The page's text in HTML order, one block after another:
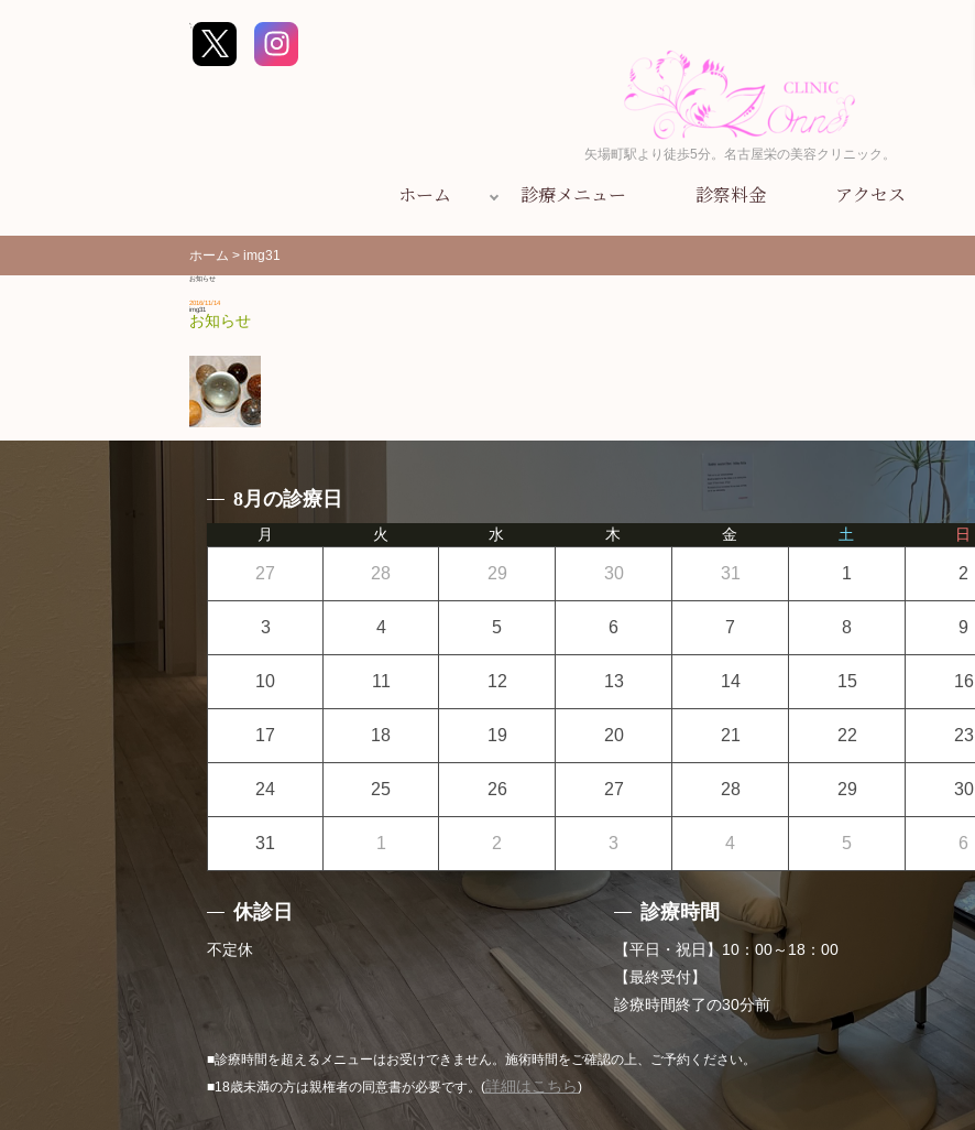
を
';
矢場町駅より徒歩5分。名古屋栄の美容クリニック。
ホーム 診療メニュー 診察料金 アクセス
ホーム > img31
お知らせ
2016/11/14
img31
お知らせ
8月の診療日
月 火 水 木 金 土 日
27 28 29 30 31 1 2
3 4 5 6 7 8 9
10 11 12 13 14 15 16
17 18 19 20 21 22 23
24 25 26 27 28 29 30
31 1 2 3 4 5 6
休診日
不定休
診療時間
【平日・祝日】10：00～18：00
【最終受付】
診療時間終了の30分前
■診療時間を超えるメニューはお受けできません。施術時間をご確認の上、ご予約ください。
■18歳未満の方は親権者の同意書が必要です。(詳細はこちら)